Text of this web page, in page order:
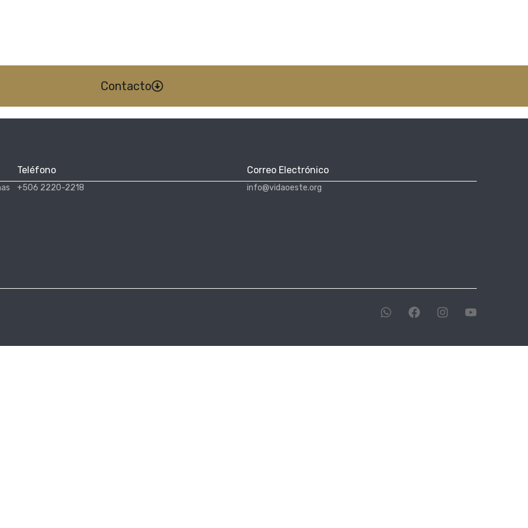
Contacto
Teléfono
+506 2220-2218
Correo Electrónico
info@vidaoeste.org